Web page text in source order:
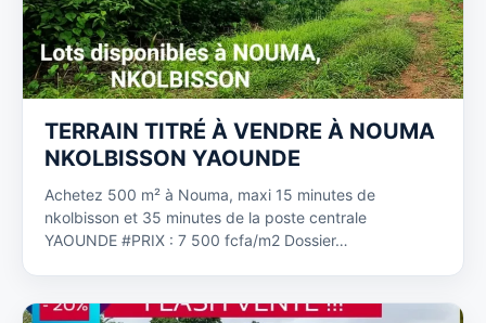
TERRAIN TITRÉ À VENDRE À NOUMA
NKOLBISSON YAOUNDE
Achetez 500 m² à Nouma, maxi 15 minutes de
nkolbisson et 35 minutes de la poste centrale
YAOUNDE #PRIX : 7 500 fcfa/m2 Dossier…